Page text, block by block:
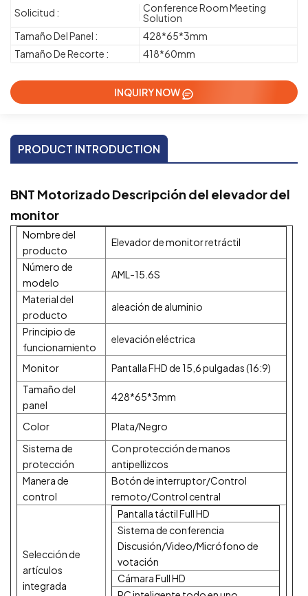
Solicitud :
Conference Room Meeting
Solution
Tamaño Del Panel :
428*65*3mm
Tamaño De Recorte :
418*60mm
INQUIRY NOW
PRODUCT INTRODUCTION
BNT MotorizadoDescripción del elevador del
monitor
Nombre del
producto
Elevador de monitor retráctil
Número de
modelo
AML-15.6S
Material del
producto
aleación de aluminio
Principio de
funcionamiento
elevación eléctrica
Monitor
Pantalla FHD de 15,6 pulgadas (16:9)
Tamaño del
panel
428*65*3mm
Color
Plata/Negro
Sistema de
protección
Con protección de manos
antipellizcos
Manera de
control
Botón de interruptor/Control
remoto/Control central
Selección de
artículos
integrada
Pantalla táctil Full HD
Sistema de conferencia
Discusión/Video/Micrófono de
votación
Cámara Full HD